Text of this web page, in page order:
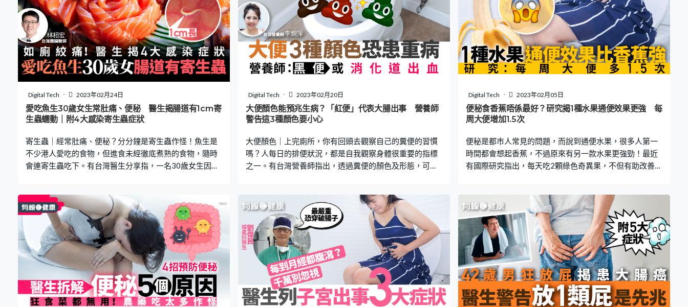
非常高，尤其是覆盆子和黑莓，對幫助排便十分有效。 擊
退便秘食物｜2. 咖啡 不少人習慣每日一杯咖啡，除了靠它
醒神醒腦，更有人利用咖啡幫助排便。營養師解釋，咖啡
含有大量腸道興奮劑，產生通便作用。咖啡可以增進腸道
的收縮，刺激腸道蠕動，能緩解便秘情況。不過要注意適
量，多喝水，不要過度依賴咖啡，否則依舊會有便秘現
象。 擊退便秘食物｜3. 椰菜花 椰菜花同時也富含膳食纖
維，可增加飽足感，刺激腸道蠕動。椰菜花含有蘿蔔硫
素，營養師表示，正是這種成分有效阻止了一些威脅腸道
健康的有害細菌的過度生長，保護腸道健康。 擊退便秘食
有「自律神經失調」。她解釋，平時「自律神經」會維持
生理正常功能、「交感神經」負責警戒跟緊張、而「副交
感神經」則負責放鬆。如果它們失衡，便會造成各種身體
不適。換句話說，就是因為壓力大會令身體疲累失衡。 高
敏敏指出，一旦自律神經失調，就可能會出現一些常見的
小病，令人渾身不對勁。以下為自律神經失調10大警號，
狀：胃脹、胃痛、火燒心。 自律神經失調警號｜2. 睡眠品
質下降 症狀：失眠、半夜驚醒、太早醒。 自律神經失調警
號｜3. 姿態性低血壓 症狀：蹲下再站起來時，會頭暈目
有壓迫感之
斷出直腸癌第四期，並擴散到肺部。他原定前年來港開音
樂會，惟最終因健康理由取消。 台灣大腸直腸外科醫生黃
郁純在Facebook專頁上表示，大腸癌的出現，撇除年齡增
長、遺傳等因素，飲食與生活習慣亦是其中一大影響。如
果進食過多添加劑、致癌物或有不健康的飲食陋習，都會
增加致癌風險，而男性罹患大腸癌的風險亦比女性高1.5
果符合項數愈多，就要多加注意，並且及時就醫和定期檢
查。 大腸癌症狀｜1. 大便出血 大便出血是大腸癌常見症狀
之一。 大腸癌症狀｜2. 貧血 通常跟大便出血合併出現，並
Digital Tech 2023年02月24日
愛吃魚生30歲女生常肚痛、便秘 醫生揭腸道有1cm寄
生蟲蠕動｜附4大感染寄生蟲症狀
寄生蟲｜經常肚痛、便秘？分分鐘是寄生蟲作怪！魚生是
不少港人愛吃的食物，但進食未經徹底煮熟的食物，隨時
會連寄生蟲吃下。有台灣醫生分享指，一名30歲女生因經
生蟲症狀，即看下文了解！ 台灣胰臟醫生林相宏在其
Facebook專頁分享案例片段時指，有名30歲病患因長期排
便不規律、時而腹瀉、時而便秘，什至出現肚子常脹氣、
莫名狡痛，如廁時亦感疼痛的症狀，吃了腸胃藥也不見改
善，繼而求醫。醫生經大腸鏡檢查發現，該病患的大腸內
竟有多條長度約1厘米，正在蠕動的透明寄生蟲。林相宏表
示，病患有吃魚生的習慣，懷疑是生食所引起的鞭蟲感
染。目前已經把寄生蟲夾出來，等待化驗結果。 醫生揭感
染寄生蟲4大症狀 寄生蟲感染的症狀，一般取決於所感染
Digital Tech 2023年02月20日
大便顏色能預兆生病？「紅便」代表大腸出事 營養師
警告這3種顏色要小心
大便顏色｜上完廁所，你有回頭去觀察自己的糞便的習慣
嗎？人每日的排便狀況，都是自我觀察身體很重要的指標
之一。有台灣營養師指出，透過糞便的顏色及形態，可解
絕對不可輕視。 台灣營養師李婉萍在其Facebook專頁中指
出，根據英國「布里斯托大便分類法」，透過顏色和形
狀，我們能夠為大便進行分類。正常且健康的糞便應該會
是黃棕色、黃褐色的長條型糞便，外觀比較像香腸、香蕉
等形狀，表面光滑、柔軟。 深褐色代表太多蛋白質 若大便
呈深褐色，代表飲食中含較高比例的動物性脂肪及蛋白
質，人體分泌了大量膽汁，導致大便顏色變深，只要控制
飲食，顏色回復正常就無大礙。但如果發現糞便出現了這3
種顏色，就必須特別留意，這可能是身體發出的健康警
Digital Tech 2023年02月05日
便秘食香蕉唔係最好？研究揭1種水果通便效果更強 每
周大便增加1.5次
便秘是都市人常見的問題，而說到通便水果，很多人第一
時間都會想起香蕉，不過原來有另一款水果更強勁！最近
有國際研究指出，每天吃2顆綠色奇異果，不但有助改善便
奇異果，便秘遠離我」。他表示，一直以來醫生都是建議
患者便秘時可以多吃綠色奇異果和火龍果，不過始終沒有
大規模的研究支持。而近期有一項發表在《美國消化醫學
雜誌》的國際研究證實，每日進食2顆綠色奇異果和7.5克
的洋車前子相比，不但可以改善便秘，更能令每週排便次
數增加1.5次以上。除此之外，亦可以減少便秘患者腹部不
適感。 李柏賢大讚該研究結果非常實用，更稱以前經常說
的「每天一顆蘋果，醫師遠離我」，現在應該改成「每天
兩顆綠奇異果，便秘遠離我。」 台灣家醫科醫師李思賢曾